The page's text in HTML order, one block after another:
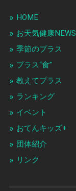
HOME
お天気健康NEWS
季節のプラス
プラス“食”
教えてプラス
ランキング
イベント
おてんキッズ+
団体紹介
リンク